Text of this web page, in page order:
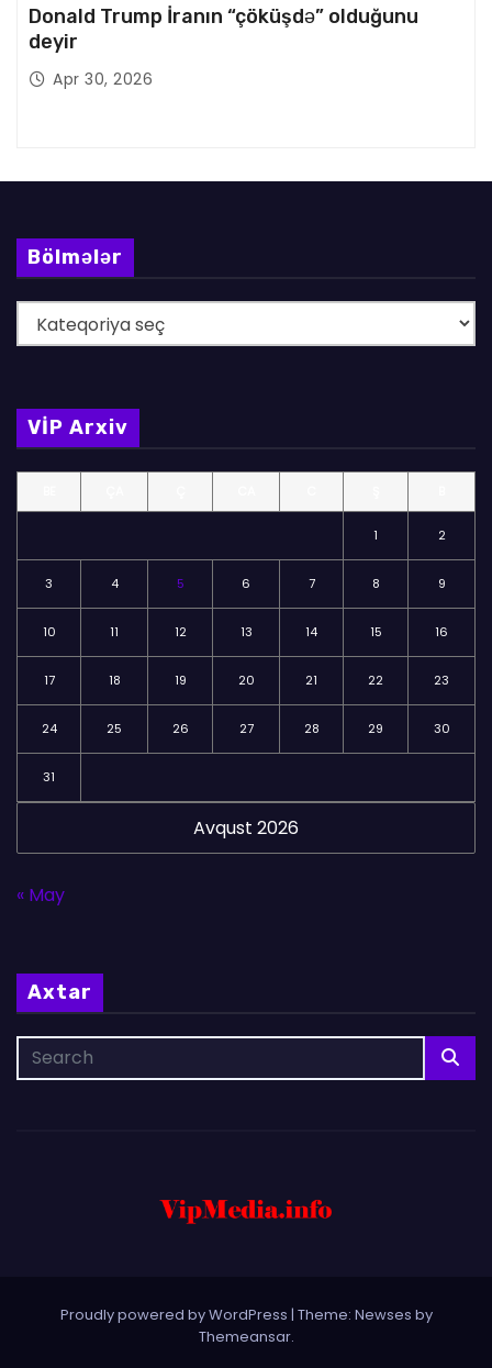
Donald Trump İranın “çöküşdə” olduğunu
deyir
Apr 30, 2026
Bölmələr
ö
m
l
VİP Arxiv
Avqust 2026
1 2
3 4 5 6 7 8 9
10 11 12 13 14 15 16
17 18 19 20 21 22 23
24 25 26 27 28 29 30
31
« May
Axtar
Proudly powered by WordPress | Theme: Newses by
Themeansar.